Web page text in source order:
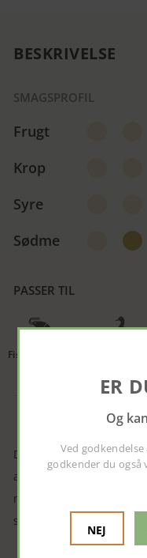
BESKRIVELSE
Duften byder på
af tropiske frugter. I
med frisk frugt, blød
strejf af mineralitet.
SMAGSPROFIL
Frugt
Krop
Syre
Sødme
PASSER TIL
Fisk & skaldyr
ER
Og
Ved
godkender du også
NEJ